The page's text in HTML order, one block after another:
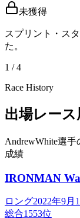
未獲得
スプリント・ス
た。
1 / 4
Race History
出場レース
AndrewWhite選
成績
IRONMAN
ロング2022年9月
総合1553位